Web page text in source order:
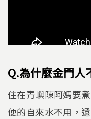
Q.為什麼金門人
住在青嶼陳阿媽要
便的自來水不用，